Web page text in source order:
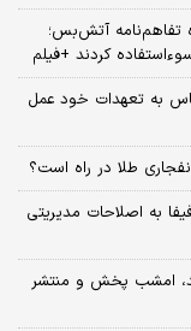
تفاهم‌نامه آتش‌بس؛
کردند +فیلم
به تعهدات خود عمل
طلا در راه است؟
به اصلاحات مدیریتی
امشب پخش و منتشر